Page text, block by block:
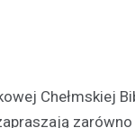
Chełmskiej
zastraszać